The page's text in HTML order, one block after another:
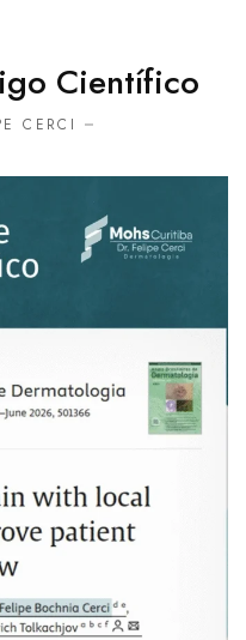
Científico
CERCI